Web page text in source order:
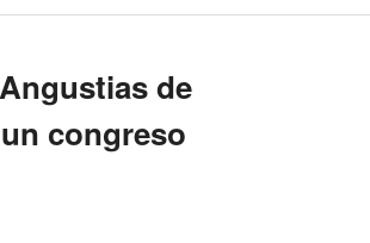
de
congreso